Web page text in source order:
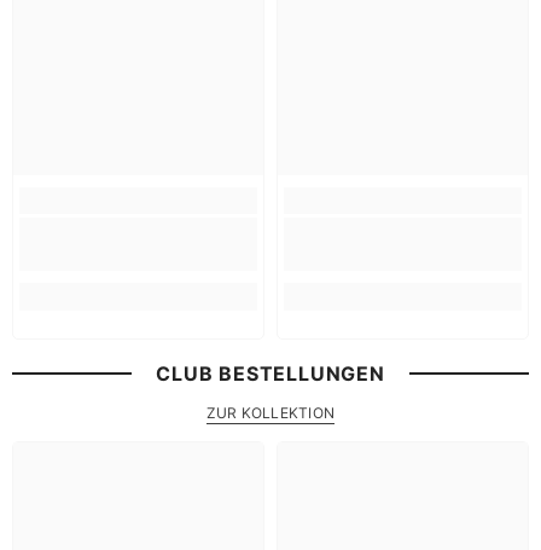
CLUB BESTELLUNGEN
ZUR KOLLEKTION